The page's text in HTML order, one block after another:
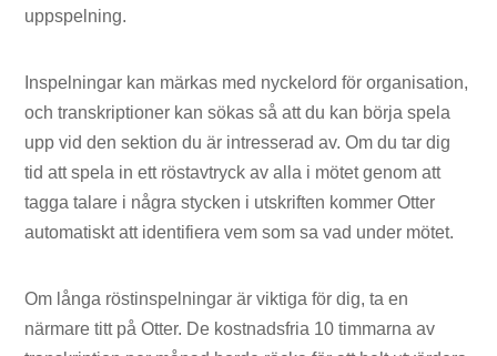
uppspelning.
Inspelningar kan märkas med nyckelord för organisation,
och transkriptioner kan sökas så att du kan börja spela
upp vid den sektion du är intresserad av. Om du tar dig
tid att spela in ett röstavtryck av alla i mötet genom att
tagga talare i några stycken i utskriften kommer Otter
automatiskt att identifiera vem som sa vad under mötet.
Om långa röstinspelningar är viktiga för dig, ta en
närmare titt på Otter. De kostnadsfria 10 timmarna av